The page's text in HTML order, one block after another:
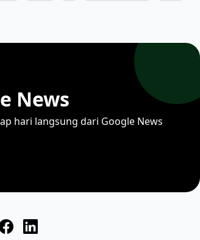
News
hari langsung dari Google News